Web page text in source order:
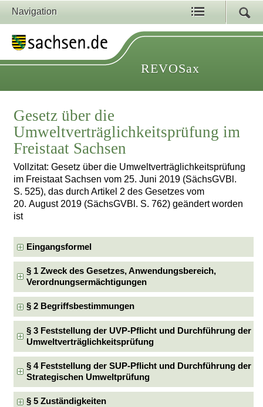
Navigation
REVOSax
Gesetz über die
Umweltverträglichkeitsprüfung im
Freistaat Sachsen
Vollzitat: Gesetz über die Umweltverträglichkeitsprüfung
im Freistaat Sachsen vom 25. Juni 2019 (SächsGVBl.
S. 525), das durch Artikel 2 des Gesetzes vom
20. August 2019 (SächsGVBl. S. 762) geändert worden
ist
Eingangsformel
§ 1 Zweck des Gesetzes, Anwendungsbereich,
Verordnungsermächtigungen
§ 2 Begriffsbestimmungen
§ 3 Feststellung der UVP-Pflicht und Durchführung der
Umweltverträglichkeitsprüfung
§ 4 Feststellung der SUP-Pflicht und Durchführung der
Strategischen Umweltprüfung
§ 5 Zuständigkeiten